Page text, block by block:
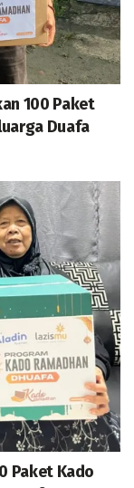
100 Paket
Duafa
Paket Kado